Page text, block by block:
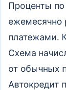
Проценты по
ежемесячно
платежами.
Схема
от обычных
Автокредит